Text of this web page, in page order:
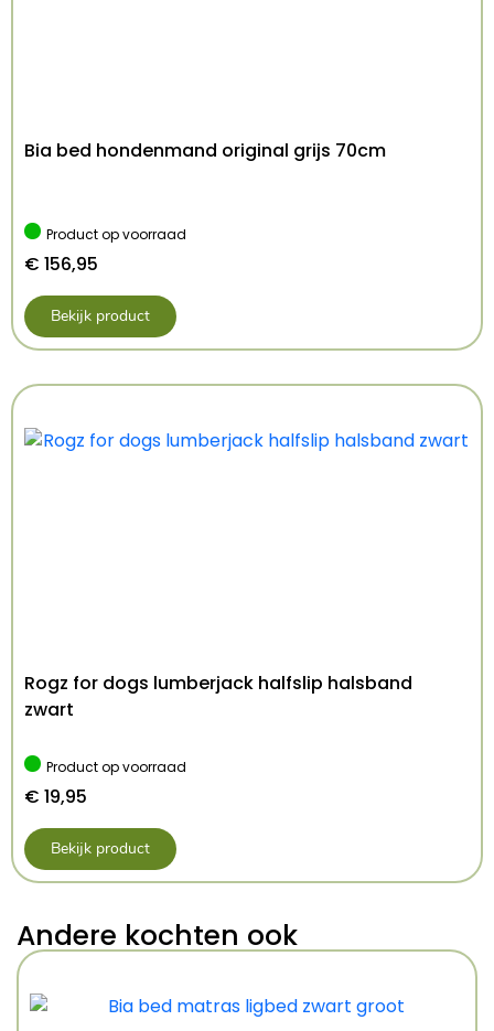
Kenmerken: 22 cm 3 Stuks
Bia bed hondenmand original grijs 70cm
Product op voorraad
€ 156,95
Bekijk product
Rogz for dogs lumberjack halfslip halsband
zwart
Product op voorraad
€ 19,95
Bekijk product
Andere kochten ook